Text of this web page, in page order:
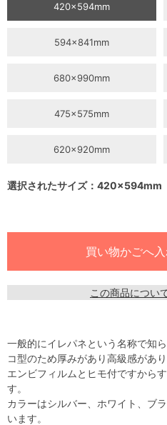
420×594mm
594×841mm
680×990mm
475×575mm
620×920mm
選択されたサイズ：420×594mm
この商品につい
一般的にイレパネという名称で知
コ型のため厚みがあり高級感があり
エンビフィルムとヒモ付ですから
す。
カラーはシルバー、ホワイト、ブ
います。